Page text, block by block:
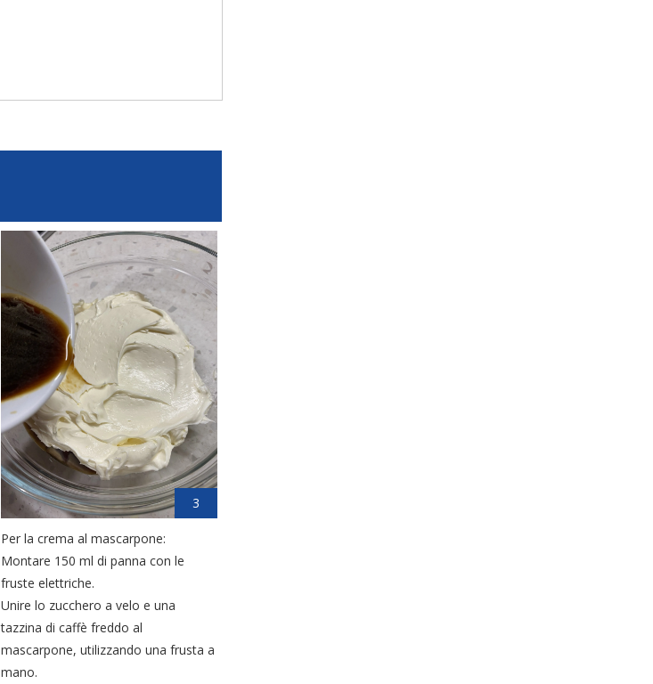
3
Per la crema al mascarpone:
Montare 150 ml di panna con le
fruste elettriche.
Unire lo zucchero a velo e una
tazzina di caffè freddo al
mascarpone, utilizzando una frusta a
mano.